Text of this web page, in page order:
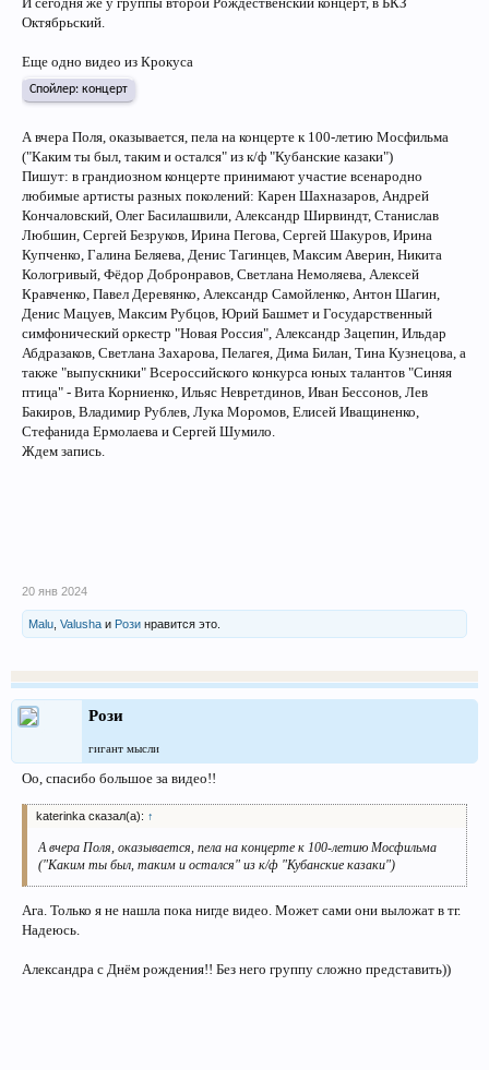
Октябрьский.
Еще одно видео из Крокуса
Спойлер: концерт
А вчера Поля, оказывается, пела на концерте к 100-летию Мосфильма
("Каким ты был, таким и остался" из к/ф "Кубанские казаки")
Пишут: в грандиозном концерте принимают участие всенародно
любимые артисты разных поколений: Карен Шахназаров, Андрей
Кончаловский, Олег Басилашвили, Александр Ширвиндт, Станислав
Любшин, Сергей Безруков, Ирина Пегова, Сергей Шакуров, Ирина
Купченко, Галина Беляева, Денис Тагинцев, Максим Аверин, Никита
Кологривый, Фёдор Добронравов, Светлана Немоляева, Алексей
Кравченко, Павел Деревянко, Александр Самойленко, Антон Шагин,
Денис Мацуев, Максим Рубцов, Юрий Башмет и Государственный
симфонический оркестр "Новая Россия", Александр Зацепин, Ильдар
Абдразаков, Светлана Захарова, Пелагея, Дима Билан, Тина Кузнецова, а
также "выпускники" Всероссийского конкурса юных талантов "Синяя
птица" - Вита Корниенко, Ильяс Невретдинов, Иван Бессонов, Лев
Бакиров, Владимир Рублев, Лука Моромов, Елисей Иващиненко,
Стефанида Ермолаева и Сергей Шумило.
Ждем запись.
20 янв 2024
Malu Valusha и Рози нравится это.
Рози
гигант мысли
Оо, спасибо большое за видео!!
katerinka сказал(а): ↑
А вчера Поля, оказывается, пела на концерте к 100-летию Мосфильма
("Каким ты был, таким и остался" из к/ф "Кубанские казаки")
Ага. Только я не нашла пока нигде видео. Может сами они выложат в тг.
Надеюсь.
Александра с Днём рождения!! Без него группу сложно представить))